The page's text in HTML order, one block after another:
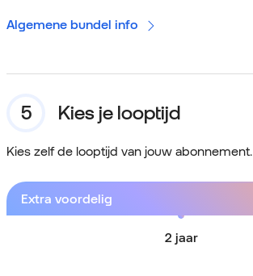
Algemene bundel info
Kies je looptijd
Kies zelf de looptijd van jouw abonnement.
Extra voordelig
2 jaar